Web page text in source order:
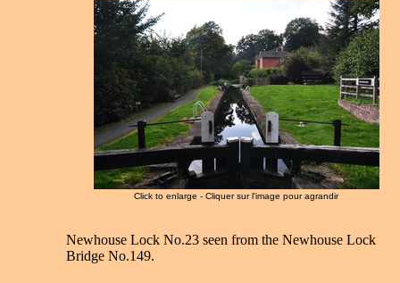
Click to enlarge - Cliquer sur l'image pour agrandir
Newhouse Lock No.23 seen from the Newhouse Lock
Bridge No.149.